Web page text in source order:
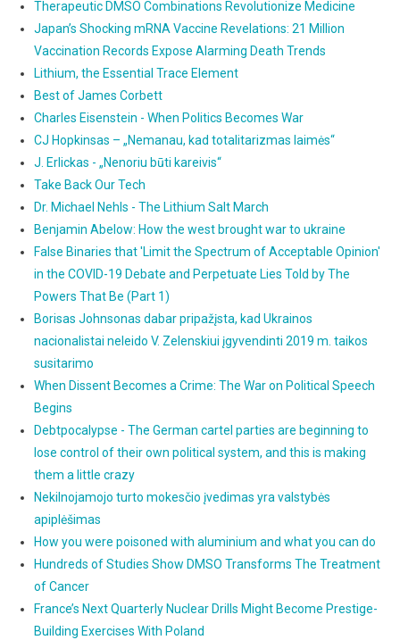
Therapeutic DMSO Combinations Revolutionize Medicine
Japan’s Shocking mRNA Vaccine Revelations: 21 Million
Vaccination Records Expose Alarming Death Trends
Lithium, the Essential Trace Element
Best of James Corbett
Charles Eisenstein - When Politics Becomes War
CJ Hopkinsas – „Nemanau, kad totalitarizmas laimės“
J. Erlickas - „Nenoriu būti kareivis“
Take Back Our Tech
Dr. Michael Nehls - The Lithium Salt March
Benjamin Abelow: How the west brought war to ukraine
False Binaries that 'Limit the Spectrum of Acceptable Opinion'
in the COVID-19 Debate and Perpetuate Lies Told by The
Powers That Be (Part 1)
Borisas Johnsonas dabar pripažįsta, kad Ukrainos
nacionalistai neleido V. Zelenskiui įgyvendinti 2019 m. taikos
susitarimo
When Dissent Becomes a Crime: The War on Political Speech
Begins
Debtpocalypse - The German cartel parties are beginning to
lose control of their own political system, and this is making
them a little crazy
Nekilnojamojo turto mokesčio įvedimas yra valstybės
apiplėšimas
How you were poisoned with aluminium and what you can do
Hundreds of Studies Show DMSO Transforms The Treatment
of Cancer
France’s Next Quarterly Nuclear Drills Might Become Prestige-
Building Exercises With Poland